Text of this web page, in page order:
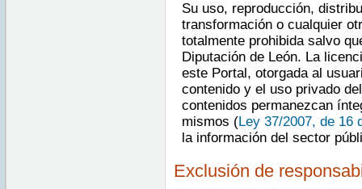
Su uso, reproducción,
transformación o cualquier
totalmente prohibida salvo
Diputación de León. La
este Portal, otorgada al
contenido y el uso privado
contenidos permanezcan
mismos (Ley 37/2007, de 16
la información del sector
Exclusión de